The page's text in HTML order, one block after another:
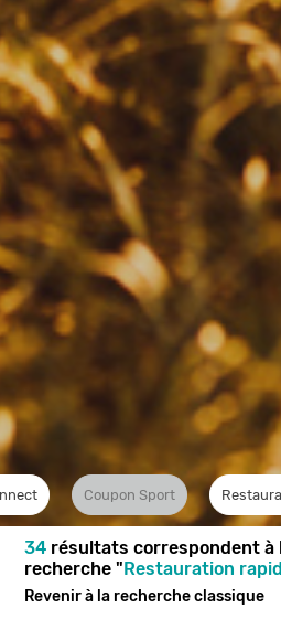
Coupon Sport
34 résultats correspondent à
recherche "Restauration
Revenir à la recherche classique